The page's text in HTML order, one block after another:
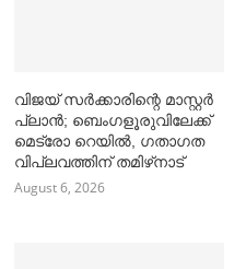
വിജയ് സര്‍ക്കാരിന്റെ മാസ്റ്റര്‍
പ്ലാന്‍; ബെംഗളൂരുവിലേക്ക്
മെട്രോ റെയില്‍, ഗതാഗത
വിപ്ലവത്തിന് തമിഴ്‌നാട്
August 6, 2026